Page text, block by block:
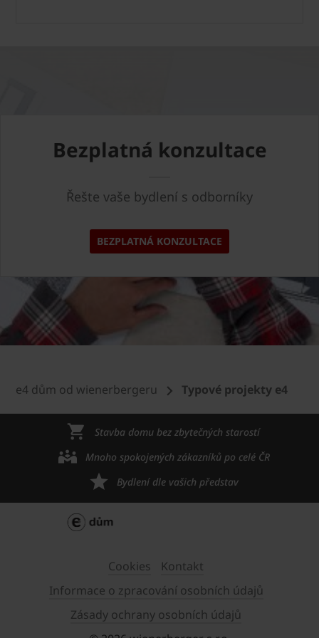
Bezplatná konzultace
Řešte vaše bydlení s odborníky
BEZPLATNÁ KONZULTACE
e4 dům od wienerbergeru Typové projekty e4
Stavba domu bez zbytečných starostí
Mnoho spokojených zákazníků po celé ČR
Bydlení dle vašich představ
Cookies
Kontakt
Informace o zpracování osobních údajů
Zásady ochrany osobních údajů